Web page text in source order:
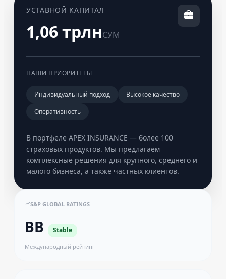
УСТАВНОЙ КАПИТАЛ
1,06 трлнСУМ
НАШИ ПРИОРИТЕТЫ
Индивидуальный подход
Высокое качество
Оперативность
В портфеле APEX INSURANCE — более 100
страховых продуктов. Мы предлагаем
комплексные решения для крупного, среднего и
малого бизнеса, а также частных клиентов.
S&P GLOBAL RATINGS
BB Stable
Международный рейтинг